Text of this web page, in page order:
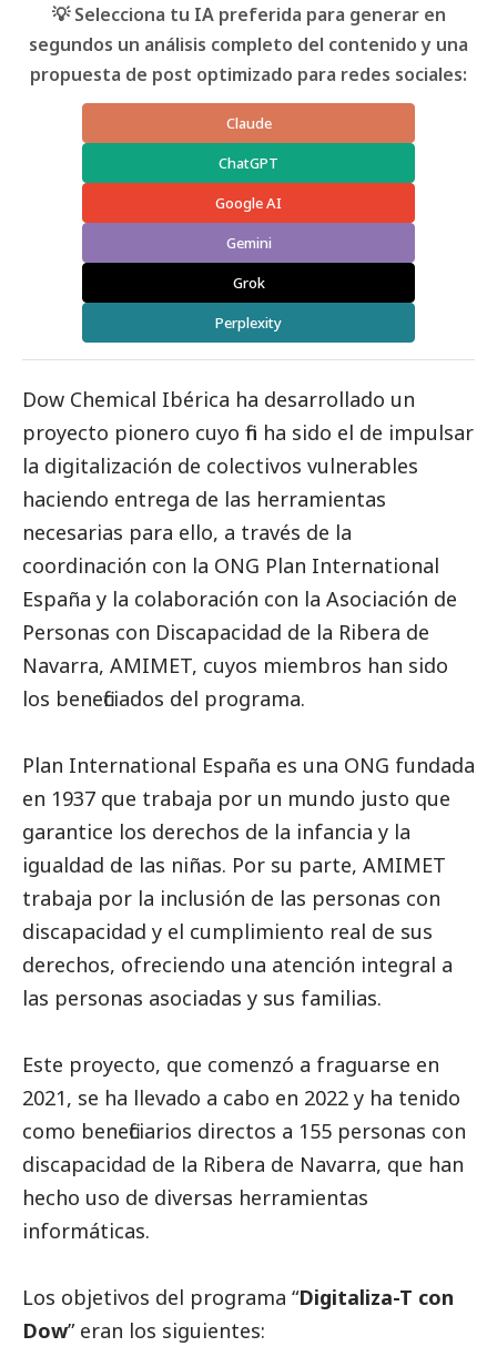
💡 Selecciona tu IA preferida para generar en
segundos un análisis completo del contenido y una
propuesta de post optimizado para redes sociales:
Claude
ChatGPT
Google AI
Gemini
Grok
Perplexity
Dow Chemical Ibérica ha desarrollado un
proyecto pionero cuyo fin ha sido el de impulsar
la digitalización de colectivos vulnerables
haciendo entrega de las herramientas
necesarias para ello, a través de la
coordinación con la ONG Plan International
España y la colaboración con la Asociación de
Personas con Discapacidad de la Ribera de
Navarra, AMIMET, cuyos miembros han sido
los beneficiados del programa.
Plan International España es una ONG fundada
en 1937 que trabaja por un mundo justo que
garantice los derechos de la infancia y la
igualdad de las niñas. Por su parte, AMIMET
trabaja por la inclusión de las personas con
discapacidad y el cumplimiento real de sus
derechos, ofreciendo una atención integral a
las personas asociadas y sus familias.
Este proyecto, que comenzó a fraguarse en
2021, se ha llevado a cabo en 2022 y ha tenido
como beneficiarios directos a 155 personas con
discapacidad de la Ribera de Navarra, que han
hecho uso de diversas herramientas
informáticas.
Los objetivos del programa “Digitaliza-T con
Dow” eran los siguientes: